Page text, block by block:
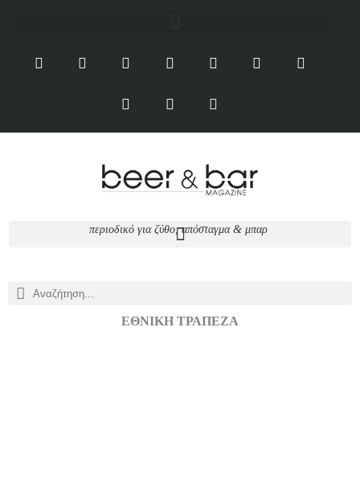
περιοδικό για ζύθο, απόσταγμα & μπαρ
ΕΘΝΙΚΉ ΤΡΆΠΕΖΑ